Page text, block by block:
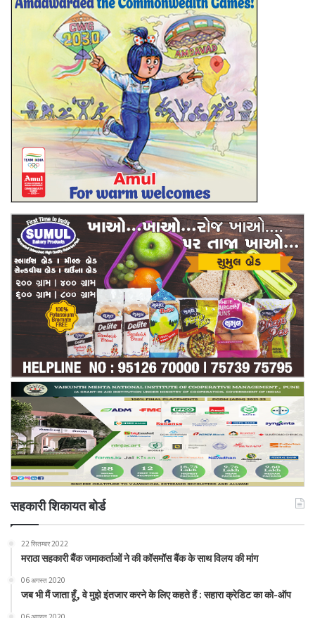
सहकारी शिकायत बोर्ड
22 सितम्बर 2022
मराठा सहकारी बैंक जमाकर्ताओं ने की कॉसमॉस बैंक के साथ विलय की मांग
06 अगस्त 2020
जब भी मैं जाता हूँ, वे मुझे इंतजार करने के लिए कहते हैं : सहारा क्रेडिट का को-ऑप